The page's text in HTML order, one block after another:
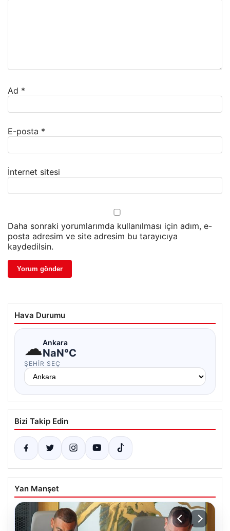
Ad *
E-posta *
İnternet sitesi
Daha sonraki yorumlarımda kullanılması için adım, e-
posta adresim ve site adresim bu tarayıcıya
kaydedilsin.
Hava Durumu
☁Ankara
NaN°C
ŞEHIR SEÇ
Bizi Takip Edin
Yan Manşet